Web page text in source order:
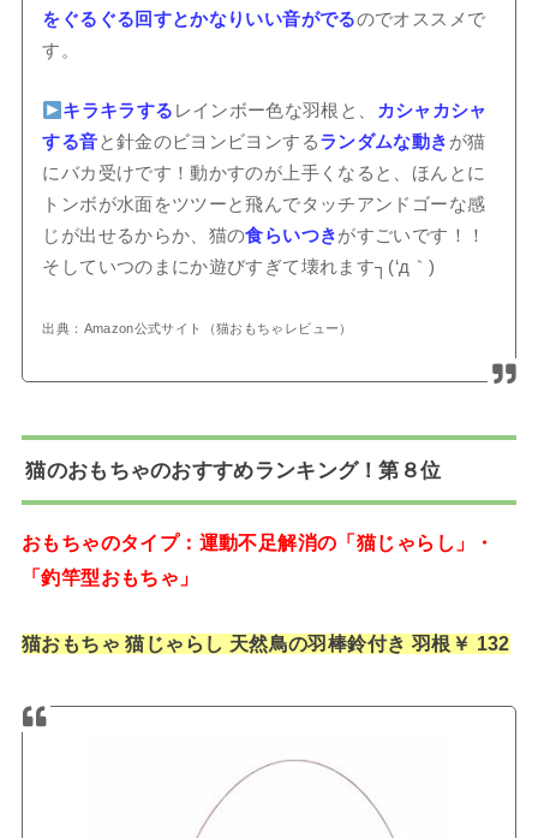
をぐるぐる回すとかなりいい音がでるのでオススメで
す。
キラキラする レインボー色な羽根と、
カシャカシャ
する音と針金のビヨンビヨンするランダムな動き が猫
にバカ受けです！動かすのが上手くなると、ほんとに
トンボが水面をツツーと飛んでタッチアンドゴーな感
じが出せるからか、猫の食らいつきがすごいです！！
そしていつのまにか遊びすぎて壊れます┐(‘д｀)
出典：Amazon公式サイト（猫おもちゃレビュー）
猫のおもちゃのおすすめランキング！第８位
おもちゃのタイプ：運動不足解消の「猫じゃらし」・
「釣竿型おもちゃ」
猫おもちゃ 猫じゃらし 天然鳥の羽棒鈴付き 羽根￥ 132